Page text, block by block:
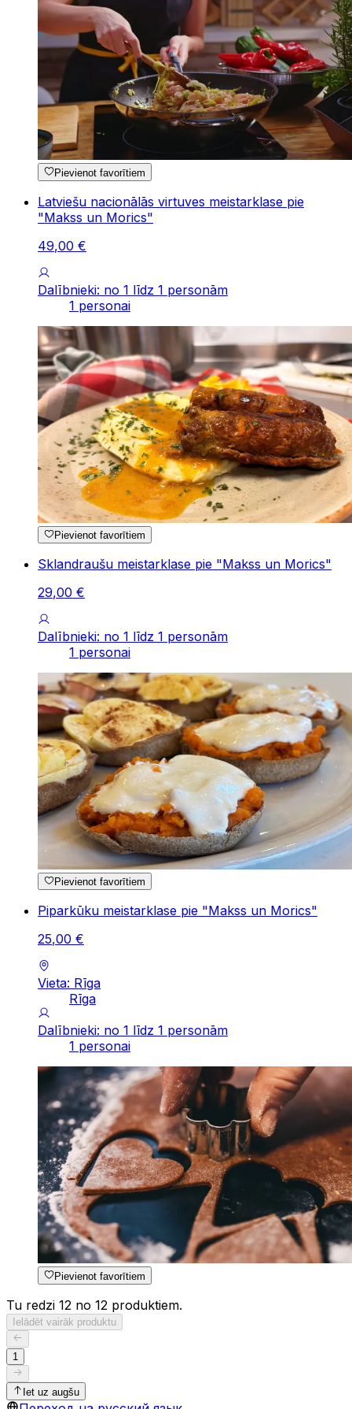
Pievienot favorītiem
Latviešu nacionālās virtuves meistarklase pie
"Makss un Morics"
49,00 €
Dalībnieki: no 1 līdz 1 personām
1 personai
Pievienot favorītiem
Sklandraušu meistarklase pie "Makss un Morics"
29,00 €
Dalībnieki: no 1 līdz 1 personām
1 personai
Pievienot favorītiem
Piparkūku meistarklase pie "Makss un Morics"
25,00 €
Vieta: Rīga
Rīga
Dalībnieki: no 1 līdz 1 personām
1 personai
Pievienot favorītiem
Tu redzi 12 no 12 produktiem.
Ielādēt vairāk produktu
1
Iet uz augšu